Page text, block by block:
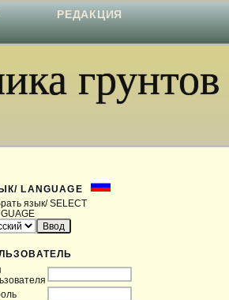
грунтов
LANGUAGE
язык/ SELECT
РЕДАКЦИЯ